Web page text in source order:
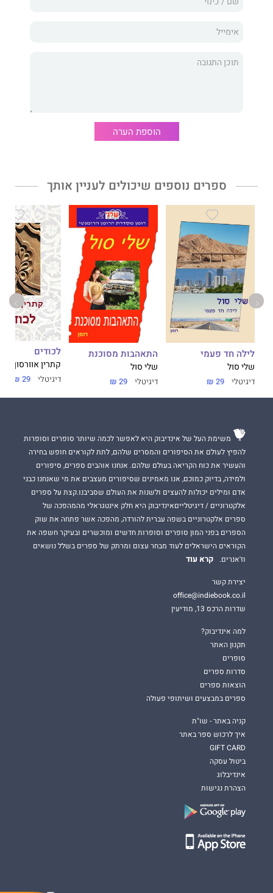
הוספת הערה
ספרים נוספים שיכולים לעניין אותך
לילה חד פעמי
שלי סול
דיגיטלי 29 ₪
התאהבות מסוכנת
שלי סול
דיגיטלי 29 ₪
לכודים
קתרין אוורסון
דיגיטלי 29 ₪
משימת העל של אינדיבוק היא לאפשר לכמה שיותר סופרים וסופרות
להפיץ לעולם את הסיפורים והמסרים שלהם, לתת לקוראים חופש בחירה
והעשיר את כוח הקריאה בעולם שלהם. אנחנו אוהבים ספרים, סיפורים
ולמידה, בדיוק כמוכם, אנו מאמינים שסיפורים מעצבים את מי שאנחנו כבני
אדם ומילים יכולות להעצים ולשנות את העולם שסביבנו.קצת על ספרים
אלקטרוניים / דיגיטלייםאינדיבוק היא חלק אינטגראלי מהמהפכה של
ספרים אלקטרוניים בשפה עברית להורדה, מהפכה אשר פתחה את שוק
הספרים בפני המון סופרים וסופרות חדשים ומוכשרים ובעיקר חשפה את
הקוראים הישראלים לעוד מבחר עצום ומרתק של ספרים בשלל נושאים
וז'אנרים.
קרא עוד
יצירת קשר
office@indiebook.co.il
שדרות הרכס 13, מודיעין
למה אינדיבוק?
תקנון האתר
סופרים
סדרות ספרים
הוצאות ספרים
ספרים במבצעים ושיתופי פעולה
קניה באתר - שו"ת
איך לרכוש ספר באתר
GIFT CARD
ביטול עסקה
אינדיבלוג
הצהרת נגישות